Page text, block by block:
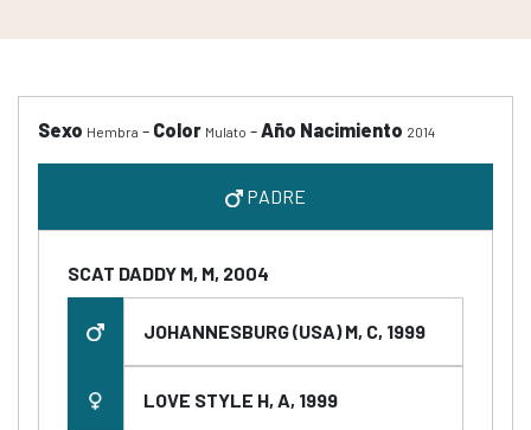
Sexo Hembra - Color Mulato -Año Nacimiento 2014
PADRE
SCAT DADDY M, M, 2004
JOHANNESBURG (USA) M, C, 1999
LOVE STYLE H, A, 1999